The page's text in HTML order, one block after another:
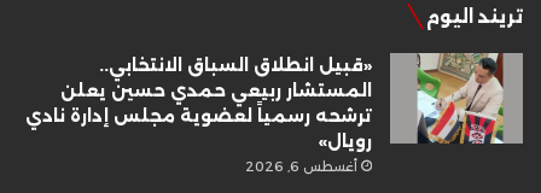
تريند اليوم
«قبيل انطلاق السباق الانتخابي..
المستشار ربيعي حمدي حسين يعلن
ترشحه رسمياً لعضوية مجلس إدارة نادي
رويال»
أغسطس 6, 2026